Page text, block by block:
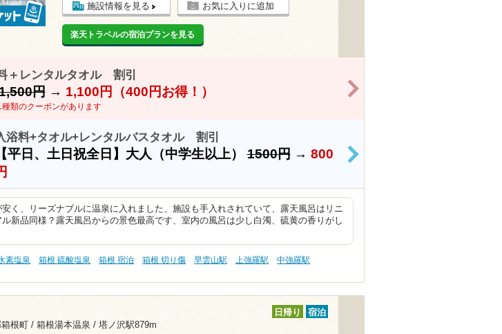
施設情報を見る お気に入りに追加
楽天トラベルの宿泊プランを見る
＋レンタルタオル 割引
円→ 1,100円（400円お得！）
類のクーポンがあります
浴料+タオル+レンタルバスタオル 割引
【平日、土日祝全日】大人（中学生以上）1500円→ 800
>
安く、リーズナブルに温泉に入れました、施設も手入れされていて、露天風呂はリニ
ル新品同様？露天風呂からの景色最高です、室内の風呂は少し白濁、硫黄の香りがし
素塩泉 箱根 硫酸塩泉 箱根 宿泊 箱根 切り傷 早雲山駅 上強羅駅
中強羅駅
根町 / 箱根湯本温泉 / 塔ノ沢駅879m
日帰り 宿泊